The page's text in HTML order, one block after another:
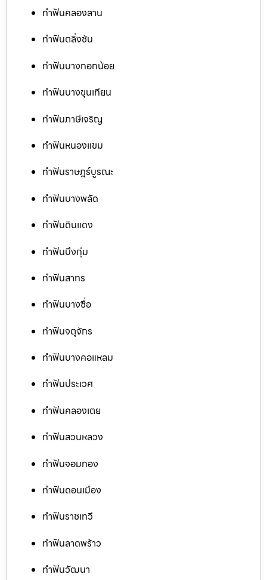
ทำฟันคลองสาน
ทำฟันตลิ่งชัน
ทำฟันบางกอกน้อย
ทำฟันบางขุนเทียน
ทำฟันภาษีเจริญ
ทำฟันหนองแขม
ทำฟันราษฎร์บูรณะ
ทำฟันบางพลัด
ทำฟันดินแดง
ทำฟันบึงกุ่ม
ทำฟันสาทร
ทำฟันบางซื่อ
ทำฟันจตุจักร
ทำฟันบางคอแหลม
ทำฟันประเวศ
ทำฟันคลองเตย
ทำฟันสวนหลวง
ทำฟันจอมทอง
ทำฟันดอนเมือง
ทำฟันราชเทวี
ทำฟันลาดพร้าว
ทำฟันวัฒนา